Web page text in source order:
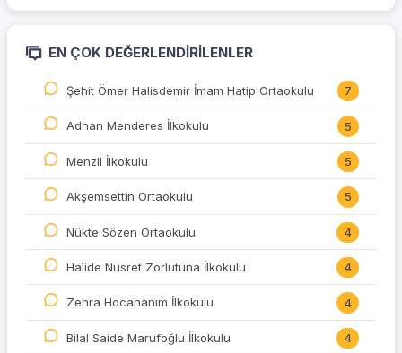
EN ÇOK DEĞERLENDIRILENLER
Şehit Ömer Halisdemir İmam Hatip Ortaokulu 7
Adnan Menderes İlkokulu 5
Menzil İlkokulu 5
Akşemsettin Ortaokulu 5
Nükte Sözen Ortaokulu 4
Halide Nusret Zorlutuna İlkokulu 4
Zehra Hocahanım İlkokulu 4
Bilal Saide Marufoğlu İlkokulu 4